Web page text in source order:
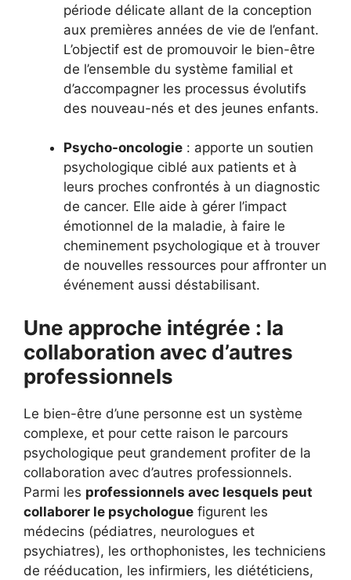
période délicate allant de la conception
aux premières années de vie de l’enfant.
L’objectif est de promouvoir le bien-être
de l’ensemble du système familial et
d’accompagner les processus évolutifs
des nouveau-nés et des jeunes enfants.
Psycho-oncologie : apporte un soutien
psychologique ciblé aux patients et à
leurs proches confrontés à un diagnostic
de cancer. Elle aide à gérer l’impact
émotionnel de la maladie, à faire le
cheminement psychologique et à trouver
de nouvelles ressources pour affronter un
événement aussi déstabilisant.
Une approche intégrée : la
collaboration avec d’autres
professionnels
Le bien-être d’une personne est un système
complexe, et pour cette raison le parcours
psychologique peut grandement profiter de la
collaboration avec d’autres professionnels.
Parmi les professionnels avec lesquels peut
collaborer le psychologue figurent les
médecins (pédiatres, neurologues et
psychiatres), les orthophonistes, les techniciens
de rééducation, les infirmiers, les diététiciens,